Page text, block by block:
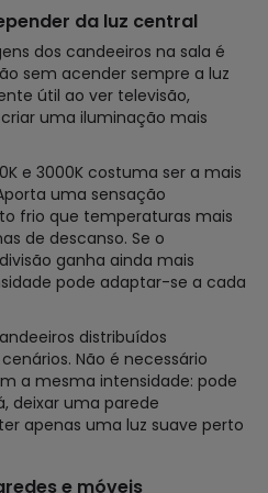
da luz central
dos candeeiros na sala é
sem acender sempre a luz
útil ao ver televisão,
uma iluminação mais
e 3000K costuma ser a mais
uma sensação
frio que temperaturas mais
de descanso. Se o
ganha ainda mais
pode adaptar-se a cada
distribuídos
Não é necessário
a mesma intensidade: pode
deixar uma parede
apenas uma luz suave perto
e móveis